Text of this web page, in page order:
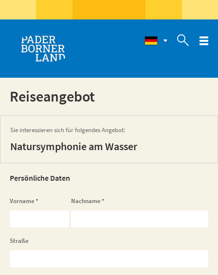

Reiseangebot
Sie interessieren sich für folgendes Angebot:
Natursymphonie am Wasser
Persönliche Daten
Vorname* Nachname *
Straße